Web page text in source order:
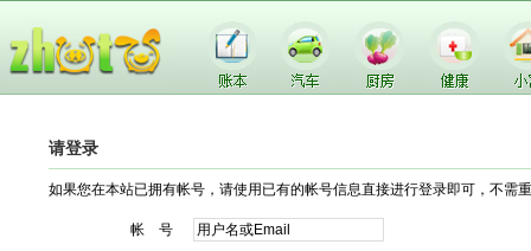
请登录
如果您在本站已拥有帐号，请使用已有的帐号信息直接进行登录即可，不需
帐 号